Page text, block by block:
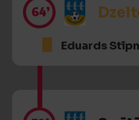
64’
Eduards